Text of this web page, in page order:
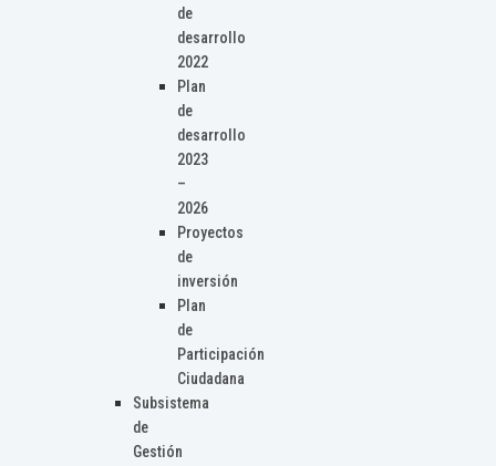
de
desarrollo
2022
Plan
de
desarrollo
2023
–
2026
Proyectos
de
inversión
Plan
de
Participación
Ciudadana
Subsistema
de
Gestión